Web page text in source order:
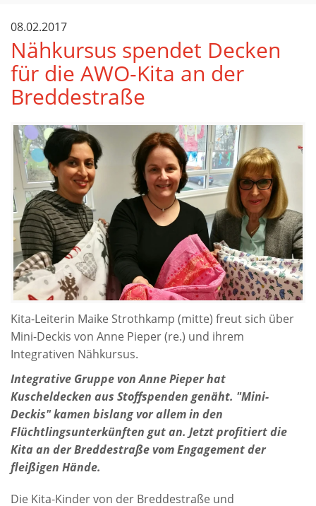
08.02.2017
Nähkursus spendet Decken
für die AWO-Kita an der
Breddestraße
Kita-Leiterin Maike Strothkamp (mitte) freut sich über
Mini-Deckis von Anne Pieper (re.) und ihrem
Integrativen Nähkursus.
Integrative Gruppe von Anne Pieper hat
Kuscheldecken aus Stoffspenden genäht. "Mini-
Deckis" kamen bislang vor allem in den
Flüchtlingsunterkünften gut an. Jetzt profitiert die
Kita an der Breddestraße vom Engagement der
fleißigen Hände.
Die Kita-Kinder von der Breddestraße und